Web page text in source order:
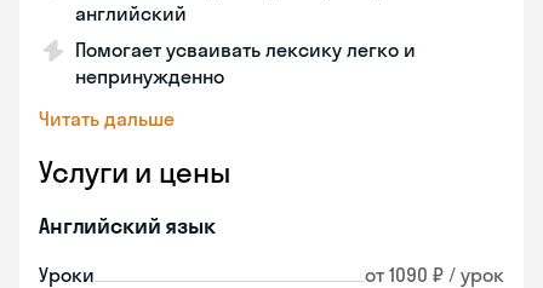
английский
Помогает усваивать лексику легко и
непринужденно
Читать дальше
Услуги и цены
Английский язык
Уроки от 1090 ₽ / урок